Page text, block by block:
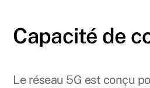
Capacité de
Le réseau 5G est conçu